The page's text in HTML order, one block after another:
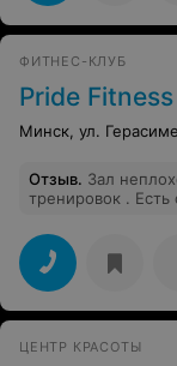
ФИТНЕС-КЛУБ
Pride
Минск, ул.
Отзыв. Зал
тренировок .
было попить воды
важная часть !
напитки с
поставьте бар и
для зала с такой
ЦЕНТР КРАСОТЫ